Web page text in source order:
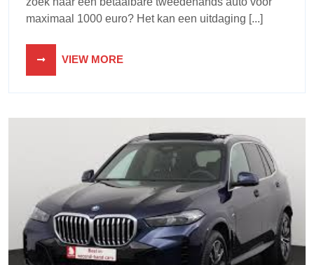
maximaal 1000 euro? Het kan een uitdaging [...]
VIEW MORE